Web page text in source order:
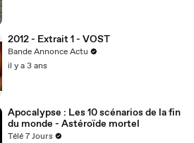
2012 - Extrait 1 - VOST
Bande Annonce Actu
il y a 3 ans
Apocalypse : Les 10 scénarios de la fin
du monde - Astéroïde mortel
Télé 7 Jours